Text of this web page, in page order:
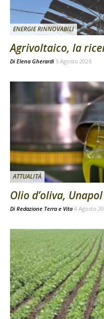
ENERGIE RINNOVABILI
Agrivoltaico, la
Di Elena Gherardi 5 Agosto 2026
ATTUALITÀ
Olio d’oliva,
Di Redazione Terra e Vita 4 Agosto